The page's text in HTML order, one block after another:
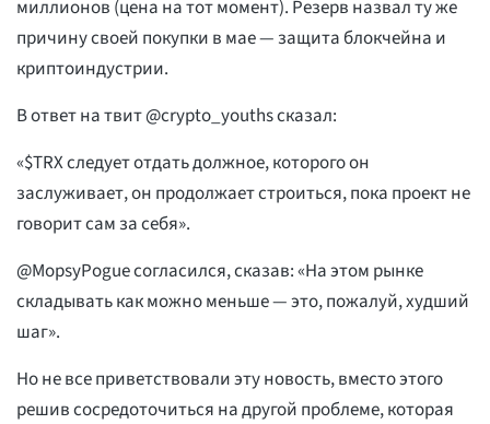
миллионов (цена на тот момент). Резерв назвал ту же
причину своей покупки в мае — защита блокчейна и
криптоиндустрии.
В ответ на твит @crypto_youths сказал:
«$TRX следует отдать должное, которого он
заслуживает, он продолжает строиться, пока проект не
говорит сам за себя».
@MopsyPogue согласился, сказав: «На этом рынке
складывать как можно меньше — это, пожалуй, худший
шаг».
Но не все приветствовали эту новость, вместо этого
решив сосредоточиться на другой проблеме, которая